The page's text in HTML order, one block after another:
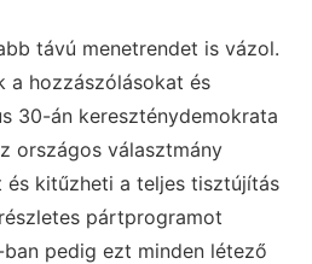
távú menetrendet is vázol.
a hozzászólásokat és
30-án kereszténydemokrata
országos választmány
kitűzheti a teljes tisztújítás
pártprogramot
pedig ezt minden létező